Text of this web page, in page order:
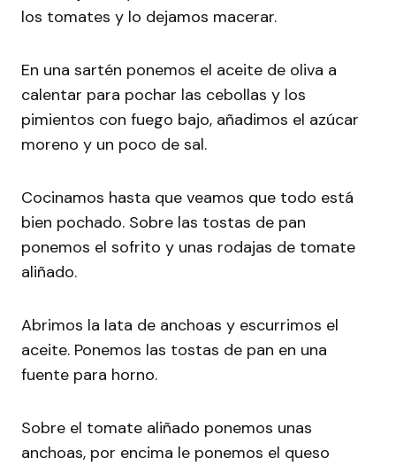
los tomates y lo dejamos macerar.
En una sartén ponemos el aceite de oliva a
calentar para pochar las cebollas y los
pimientos con fuego bajo, añadimos el azúcar
moreno y un poco de sal.
Cocinamos hasta que veamos que todo está
bien pochado. Sobre las tostas de pan
ponemos el sofrito y unas rodajas de tomate
aliñado.
Abrimos la lata de anchoas y escurrimos el
aceite. Ponemos las tostas de pan en una
fuente para horno.
Sobre el tomate aliñado ponemos unas
anchoas, por encima le ponemos el queso